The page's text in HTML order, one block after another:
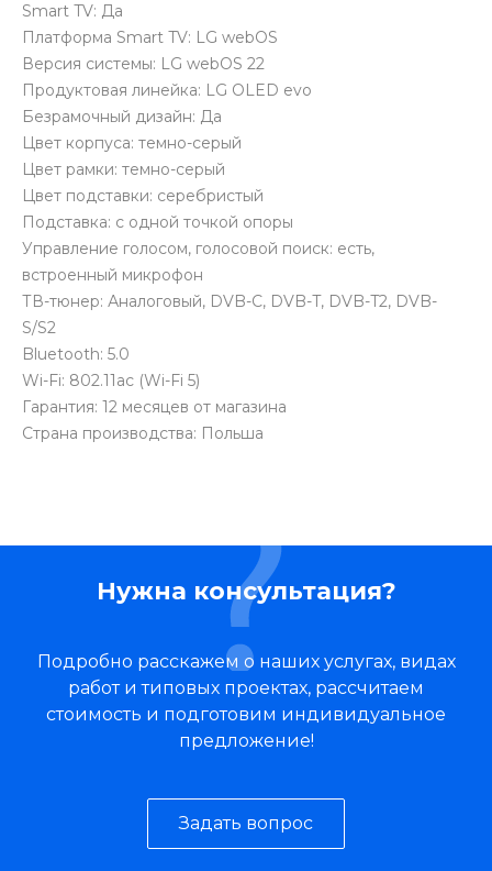
Smart TV: Да
Платформа Smart TV: LG webOS
Версия системы: LG webOS 22
Продуктовая линейка: LG OLED evo
Безрамочный дизайн: Да
Цвет корпуса: темно-серый
Цвет рамки: темно-серый
Цвет подставки: серебристый
Подставка: с одной точкой опоры
Управление голосом, голосовой поиск: есть,
встроенный микрофон
ТВ-тюнер: Аналоговый, DVB-C, DVB-T, DVB-T2, DVB-
S/S2
Bluetooth: 5.0
Wi-Fi: 802.11ac (Wi-Fi 5)
Гарантия: 12 месяцев от магазина
Страна производства: Польша
Нужна консультация?
Подробно расскажем о наших услугах, видах
работ и типовых проектах, рассчитаем
стоимость и подготовим индивидуальное
предложение!
Задать вопрос